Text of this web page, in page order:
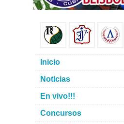
Inicio
Noticias
En vivo!!!
Concursos